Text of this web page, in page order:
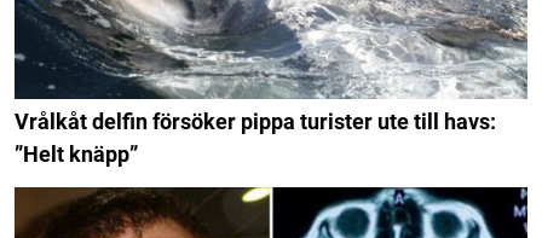
Vrålkåt delfin försöker pippa turister ute till havs:
”Helt knäpp”